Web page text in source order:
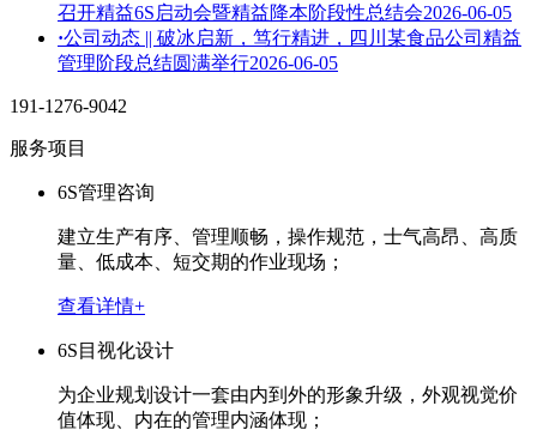
召开精益6S启动会暨精益降本阶段性总结会2026-06-05
·公司动态 || 破冰启新，笃行精进，四川某食品公司精益
管理阶段总结圆满举行2026-06-05
191-1276-9042
服务项目
6S管理咨询
建立生产有序、管理顺畅，操作规范，士气高昂、高质
量、低成本、短交期的作业现场；
查看详情+
6S目视化设计
为企业规划设计一套由内到外的形象升级，外观视觉价
值体现、内在的管理内涵体现；